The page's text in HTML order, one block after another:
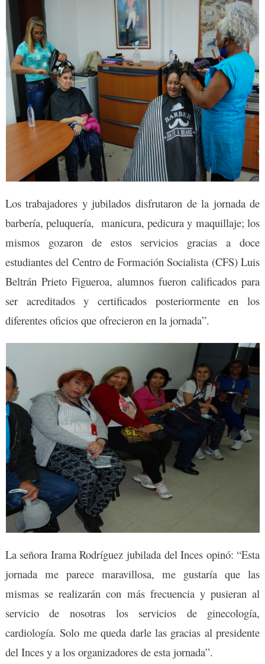
Los trabajadores y jubilados disfrutaron de la jornada de
barbería, peluquería, manicura, pedicura y maquillaje; los
mismos gozaron de estos servicios gracias a doce
estudiantes del Centro de Formación Socialista (CFS) Luis
Beltrán Prieto Figueroa, alumnos fueron calificados para
ser acreditados y certificados posteriormente en los
diferentes oficios que ofrecieron en la jornada”.
La señora Irama Rodríguez jubilada del Inces opinó: “Esta
jornada me parece maravillosa, me gustaría que las
mismas se realizarán con más frecuencia y pusieran al
servicio de nosotras los servicios de ginecología,
cardiología. Solo me queda darle las gracias al presidente
del Inces y a los organizadores de esta jornada”.